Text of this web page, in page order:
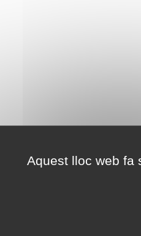
Aquest lloc web fa